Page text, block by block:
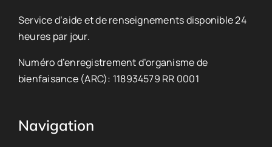
Service d’aide et de renseignements disponible 24
heures par jour.
Numéro d’enregistrement d’organisme de
bienfaisance (ARC): 118934579 RR 0001
Navigation